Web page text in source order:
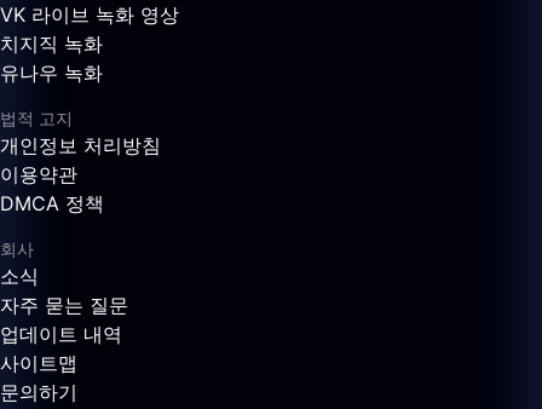
VK 라이브 녹화 영상
치지직 녹화
유나우 녹화
법적 고지
개인정보 처리방침
이용약관
DMCA 정책
회사
소식
자주 묻는 질문
업데이트 내역
사이트맵
문의하기